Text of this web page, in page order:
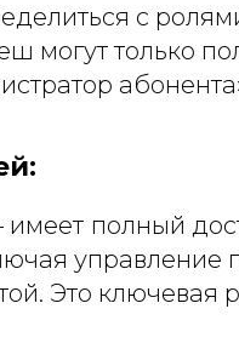
с
могут только
имеет полный
управление
Это ключевая